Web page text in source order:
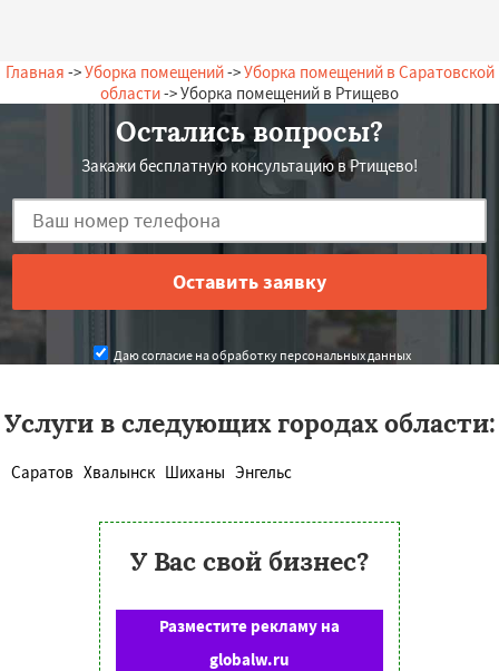
Главная ->Уборка помещений->Уборка помещений в Саратовской
области-> Уборка помещений в Ртищево
Остались вопросы?
Закажи бесплатную консультацию в Ртищево!
Даю согласие на обработку персональных данных
Услуги в следующих городах области:
Саратов Хвалынск Шиханы Энгельс
У Вас свой бизнес?
Разместите рекламу на
globalw.ru